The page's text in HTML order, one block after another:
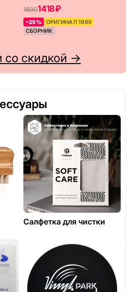
18901418 ₽
–25%
ОРИГИНАЛ 1989
СБОРНИК
со скидкой →
Салфетка для чистки